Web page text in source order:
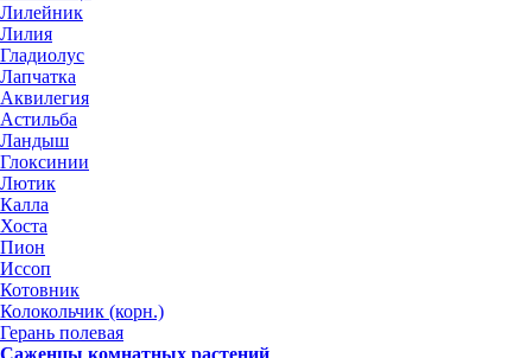
Лилейник
Лилия
Гладиолус
Лапчатка
Аквилегия
Астильба
Ландыш
Глоксинии
Лютик
Калла
Хоста
Пион
Иссоп
Котовник
Колокольчик (корн.)
Герань полевая
Саженцы комнатных растений